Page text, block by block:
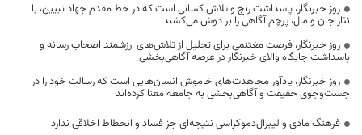
روز خبرنگار، پاسداشت رنج و تلاش کسانی است که در خط مقدم جهاد تبیین، با
نثار جان و مال، پرچم آگاهی را بر دوش می‌کشند
روز خبرنگار، فرصت مغتنمی برای تجلیل از تلاش‌های ارزشمند اصحاب رسانه و
پاسداشت جایگاه والای خبرنگار در عرصه آگاهی‌بخشی
روز خبرنگار، یادآور مجاهدت‌های خاموش انسان‌هایی است که رسالت خود را در
جست‌وجوی حقیقت و آگاهی‌بخشی به جامعه معنا کرده‌اند
فرهنگ مادی و لیبرال‌دموکراسی نتیجه‌ای جز فساد و انحطاط اخلاقی ندارد